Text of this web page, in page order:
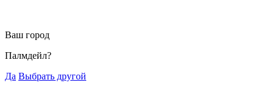
Ваш город
Палмдейл?
Да Выбрать другой